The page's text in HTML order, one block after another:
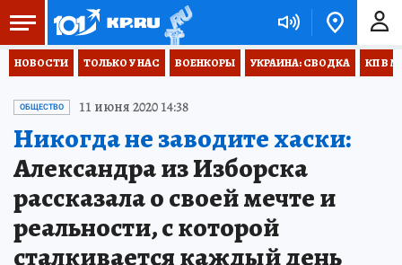
НОВОСТИ ТОЛЬКО У НАС ВОЕНКОРЫ УКРАИНА: СВОДКА КП В
ОБЩЕСТВО 11 июня 2020 14:38
Никогда не заводите хаски:
Александра из Изборска
рассказала о своей мечте и
реальности, с которой
сталкивается каждый день